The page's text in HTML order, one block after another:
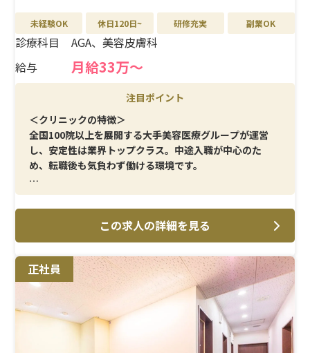
未経験OK 休日120日~ 研修充実 副業OK
診療科目
AGA、美容皮膚科
給与
月給33万〜
注目ポイント
＜クリニックの特徴＞
全国100院以上を展開する大手美容医療グループが運営
し、安定性は業界トップクラス。中途入職が中心のた
め、転職後も気負わず働ける環境です。
＜メイン施術＞
AGA治療・美容皮膚科を中心に、採血や点滴など日常的
な看護業務がメイン。無理な業務負担が少ない点も特徴で
す。
＜研修制度＞
美容医療が初めての方でも安心できるOJT体制を用意。
現場で確認しながら業務を覚えられます。
月給33万円以上、年間休日125日。結婚・出産祝金は第一
この求人の詳細を見る
正社員